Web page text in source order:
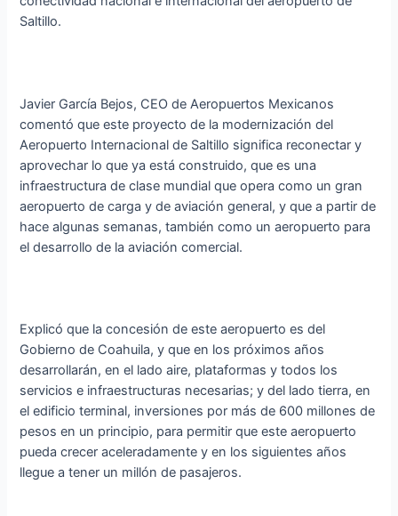
Saltillo.
Javier García Bejos, CEO de Aeropuertos Mexicanos
comentó que este proyecto de la modernización del
Aeropuerto Internacional de Saltillo significa reconectar y
aprovechar lo que ya está construido, que es una
infraestructura de clase mundial que opera como un gran
aeropuerto de carga y de aviación general, y que a partir de
hace algunas semanas, también como un aeropuerto para
el desarrollo de la aviación comercial.
Explicó que la concesión de este aeropuerto es del
Gobierno de Coahuila, y que en los próximos años
desarrollarán, en el lado aire, plataformas y todos los
servicios e infraestructuras necesarias; y del lado tierra, en
el edificio terminal, inversiones por más de 600 millones de
pesos en un principio, para permitir que este aeropuerto
pueda crecer aceleradamente y en los siguientes años
llegue a tener un millón de pasajeros.